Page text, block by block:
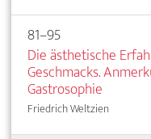
81–95
Die ästhetische
Geschmacks.
Gastrosophie
Friedrich Weltzien